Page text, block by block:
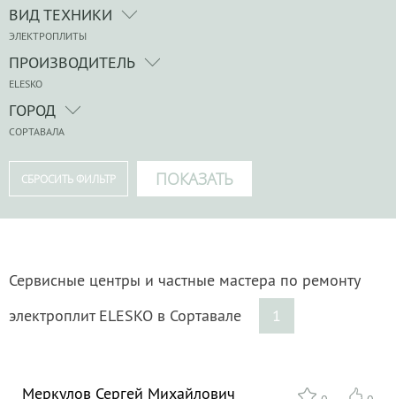
ВИД ТЕХНИКИ
ЭЛЕКТРОПЛИТЫ
ПРОИЗВОДИТЕЛЬ
ELESKO
ГОРОД
СОРТАВАЛА
Сервисные центры и частные мастера по ремонту
электроплит ELESKO в Сортавале
1
Меркулов Сергей Михайлович